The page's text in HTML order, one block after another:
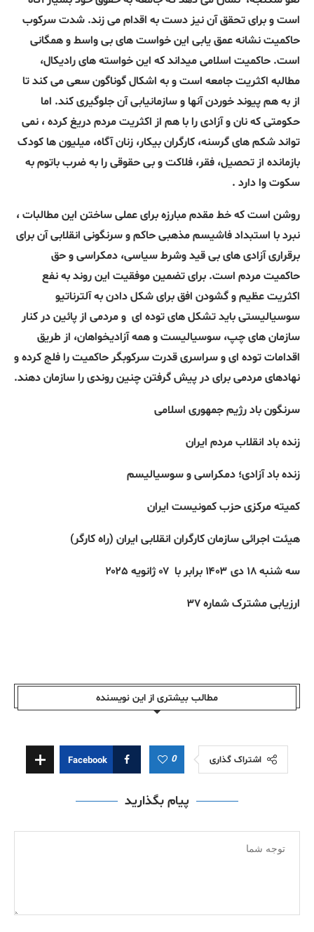
است و برای تحقق آن نیز دست به اقدام می زند. شدت سرکوب
حاکمیت نشانه عمق یابی این خواست های بی واسط و همگانی
است. حاکمیت اسلامی میداند که این خواسته های رادیکال،
مطالبه اکثریت جامعه است و به اشکال گوناگون سعی می کند تا
از به هم پیوند خوردن آنها و سازمانیابی آن جلوگیری کند. اما
حکومتی که نان و آزادی را با هم از اکثریت مردم دریغ کرده ، نمی
تواند شکم های گرسنه، کارگران بیکار، زنان آگاه، میلیون ها کودک
بازمانده از تحصیل، فقر، فلاکت و بی حقوقی را به ضرب باتوم به
سکوت وا دارد .
روشن است که خط مقدم مبارزه برای عملی ساختن این مطالبات ،
نبرد با استبداد فاشیسم مذهبی حاکم و سرنگونی انقلابی آن برای
برقراری آزادی های بی قید وشرط سیاسی، دمکراسی و حق
حاکمیت مردم است. برای تضمین موفقیت این روند به نفع
اکثریت عظیم و گشودن افق برای شکل دادن به آلترناتیو
سوسیالیستی باید تشکل های توده ای و مردمی از پائین در کنار
سازمان های چپ، سوسیالیست و همه آزادیخواهان، از طریق
اقدامات توده ای و سراسری قدرت سرکوبگر حاکمیت را فلج کرده و
نهادهای مردمی برای در پیش گرفتن چنین روندی را سازمان دهند.
سرنگون باد رژیم جمهوری اسلامی
زنده باد انقلاب مردم ایران
زنده باد آزادی؛ دمکراسی و سوسیالیسم
کمیته مرکزی حزب کمونیست ایران
هیئت اجرائی سازمان کارگران انقلابی ایران (راه کارگر)
سه شنبه ۱۸ دی ۱۴۰۳ برابر با ۰۷ ژانويه ۲۰۲۵
ارزیابی مشترک شماره ۳۷
مطالب بیشتری از این نویسندە
اشتراک گذاری 0
Facebook
پیام بگذارید